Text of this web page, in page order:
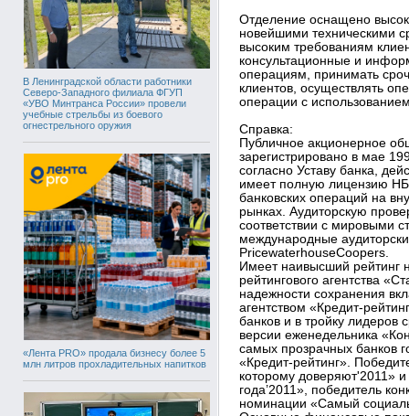
В Ленинградской области работники
Северо-Западного филиала ФГУП
«УВО Минтранса России» провели
учебные стрельбы из боевого
огнестрельного оружия
«Лента PRO» продала бизнесу более 5
млн литров прохладительных напитков
Отделение оснащено
новейшими техническими
высоким требованиям
консультационные и
операциям, принимать
клиентов, осуществлять
операции с
Справка:
Публичное акционерное
зарегистрировано в мае
согласно Уставу банка,
имеет полную лицензию
банковских операций на
рынках. Аудиторскую
соответствии с мировыми
международные
PricewaterhouseCoopers.
Имеет наивысший рейтинг
рейтингового агентства
надежности сохранения
агентством «Кредит-
банков и в тройку лидеров
версии еженедельника
самых прозрачных банков
«Кредит-рейтинг».
которому доверяют'2011» и
года’2011», победитель
номинации «Самый